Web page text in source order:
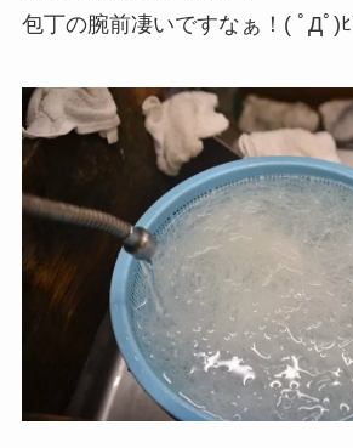
包丁の腕前凄いですなぁ！( ﾟДﾟ)ﾋ